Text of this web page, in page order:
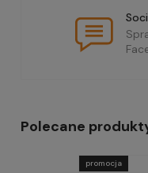
Polecane
promocja